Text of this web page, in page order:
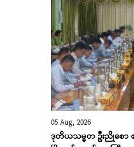
05 Aug, 2026
ဒုတိယသမ္မတ ဦးညိုစော